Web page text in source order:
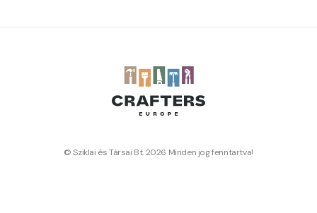
© Sziklai és Társai Bt. 2026 Minden jog fenntartva!